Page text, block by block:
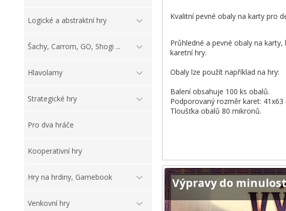
Logické a abstraktní hry
Šachy, Carrom, GO, Shogi ...
Hlavolamy
Strategické hry
Pro dva hráče
Kooperativní hry
Hry na hrdiny, Gamebook
Venkovní hry
Kvalitní pevné obaly na karty pro
Průhledné a pevné obaly na
karetní hry.
Obaly lze použít například na hry:
Balení obsahuje 100 ks obalů.
Podporovaný rozměr karet: 41x63
Tloušťka obalů 80 mikronů.
Výpravy do